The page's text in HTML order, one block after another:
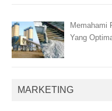
Memahami
Yang
MARKETING